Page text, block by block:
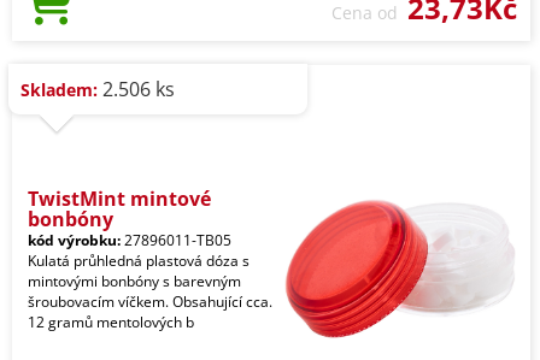
Cena od 23,73Kč
Skladem: 2.506 ks
TwistMint mintové
bonbóny
kód výrobku:27896011-TB05
Kulatá průhledná plastová dóza s
mintovými bonbóny s barevným
šroubovacím víčkem. Obsahující cca.
12 gramů mentolových b